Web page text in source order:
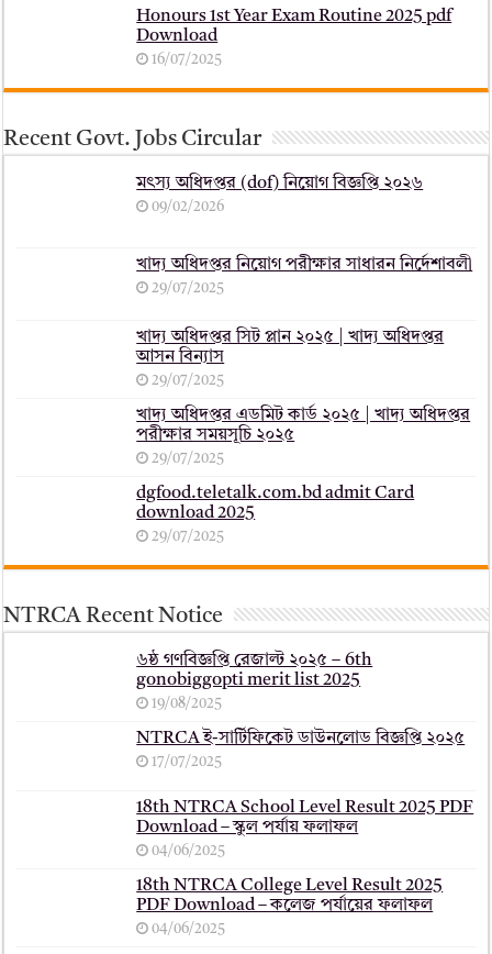
Honours 1st Year Exam Routine 2025 pdf
Download
16/07/2025
Recent Govt. Jobs Circular
মৎস্য অধিদপ্তর (dof) নিয়োগ বিজ্ঞপ্তি ২০২৬
09/02/2026
খাদ্য অধিদপ্তর নিয়োগ পরীক্ষার সাধারন নির্দেশাবলী
29/07/2025
খাদ্য অধিদপ্তর সিট প্লান ২০২৫ | খাদ্য অধিদপ্তর
আসন বিন্যাস
29/07/2025
খাদ্য অধিদপ্তর এডমিট কার্ড ২০২৫ | খাদ্য অধিদপ্তর
পরীক্ষার সময়সূচি ২০২৫
29/07/2025
dgfood.teletalk.com.bd admit Card
download 2025
29/07/2025
NTRCA Recent Notice
৬ষ্ঠ গণবিজ্ঞপ্তি রেজাল্ট ২০২৫ – 6th
gonobiggopti merit list 2025
19/08/2025
NTRCA ই-সার্টিফিকেট ডাউনলোড বিজ্ঞপ্তি ২০২৫
17/07/2025
18th NTRCA School Level Result 2025 PDF
Download – স্কুল পর্যায় ফলাফল
04/06/2025
18th NTRCA College Level Result 2025
PDF Download – কলেজ পর্যায়ের ফলাফল
04/06/2025